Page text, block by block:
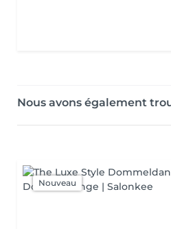
Nous avons également
Nouveau